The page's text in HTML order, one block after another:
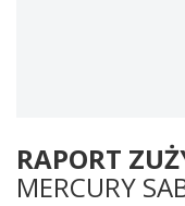
RAPORT
MERCURY